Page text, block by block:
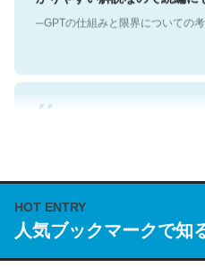
─GPTの仕組みと限界についての
HOT ENTRY
人気ブックマークで知